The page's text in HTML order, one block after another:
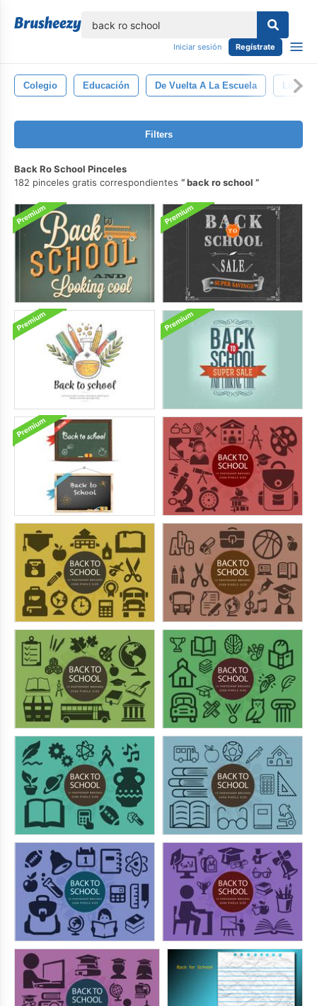
Iniciar sesión Regístrate
Colegio Educación De Vuelta A La Escuela Libro
Filters
Back Ro School Pinceles
182 pinceles gratis correspondientes
back ro school